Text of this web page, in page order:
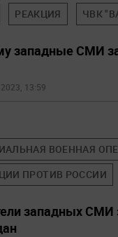
РЕАКЦИЯ ЧВК
западные СМИ
13:59
ВОЕННАЯ
ПРОТИВ РОССИИ
западных СМИ